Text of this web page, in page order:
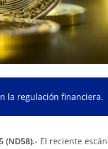
la regulación financiera.
(ND58).- El reciente